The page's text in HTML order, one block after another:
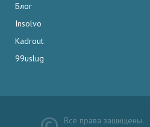
Блог
Insolvo
Kadrout
99uslug
Все права защищены.